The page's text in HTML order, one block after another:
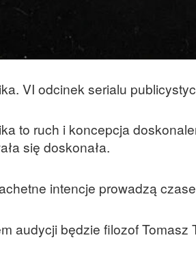
VI odcinek serialu
to ruch i koncepcja
się doskonała.
intencje prowadzą
audycji będzie filozof Tomasz